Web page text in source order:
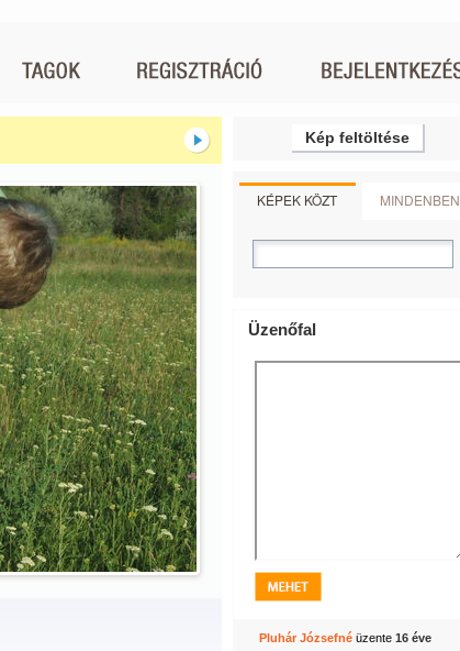
Kép feltöltése
KÉPEK KÖZT MINDENBEN
Üzenőfal
Pluhár Józsefnéüzente 16 éve